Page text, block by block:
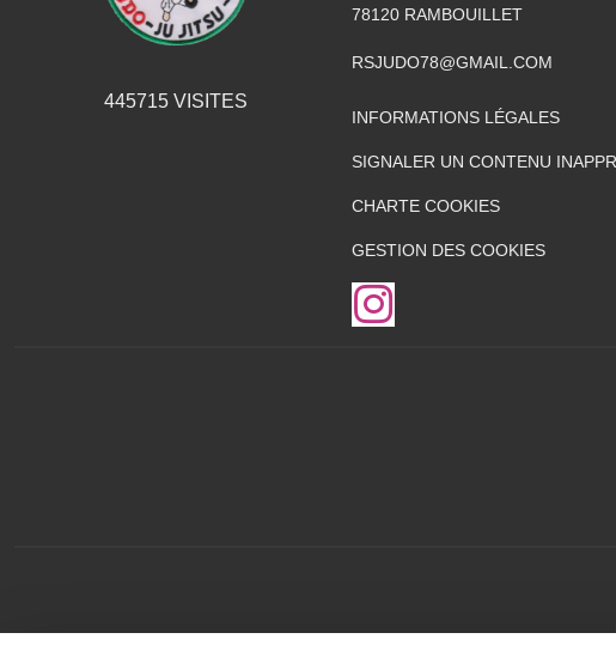
445715 VISITES
78120 RAMBOUILLET
RSJUDO78@GMAIL.COM
INFORMATIONS LÉGALES
SIGNALER UN CONTENU
CHARTE COOKIES
GESTION DES COOKIES